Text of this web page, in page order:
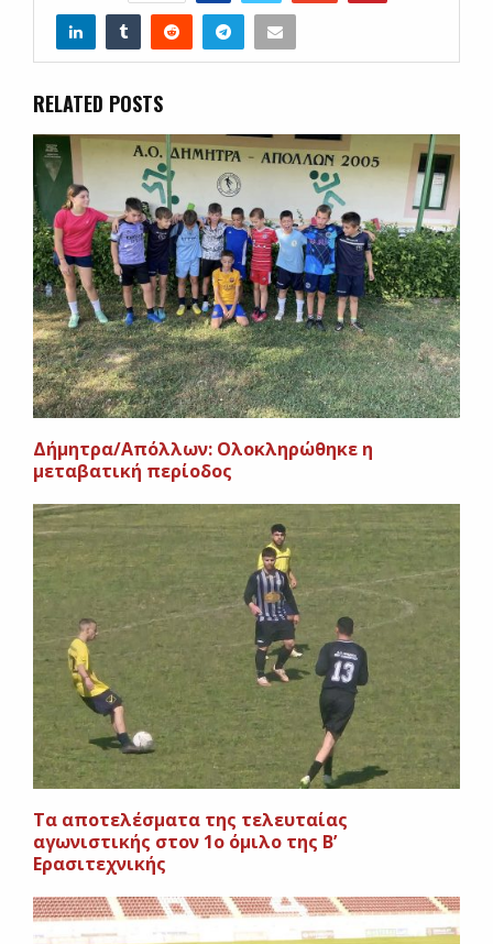
RELATED POSTS
Δήμητρα/Απόλλων: Ολοκληρώθηκε η
μεταβατική περίοδος
Tα αποτελέσματα της τελευταίας
αγωνιστικής στον 1ο όμιλο της Β’
Ερασιτεχνικής